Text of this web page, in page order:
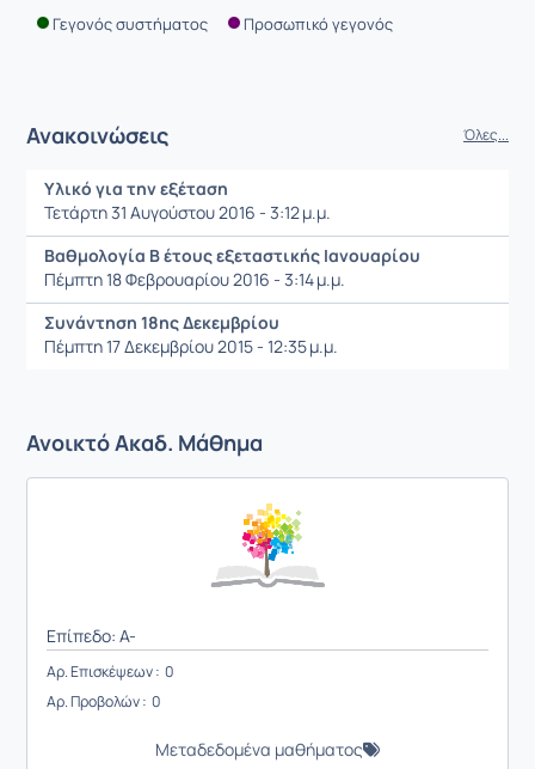
Γεγονός συστήματος
Προσωπικό γεγονός
Ανακοινώσεις Όλες...
Υλικό για την εξέταση
Τετάρτη 31 Αυγούστου 2016 - 3:12 μ.μ.
Βαθμολογία Β έτους εξεταστικής Ιανουαρίου
Πέμπτη 18 Φεβρουαρίου 2016 - 3:14 μ.μ.
Συνάντηση 18ης Δεκεμβρίου
Πέμπτη 17 Δεκεμβρίου 2015 - 12:35 μ.μ.
Ανοικτό Ακαδ. Μάθημα
Επίπεδο: A-
Αρ. Επισκέψεων : 0
Αρ. Προβολών : 0
Μεταδεδομένα μαθήματος